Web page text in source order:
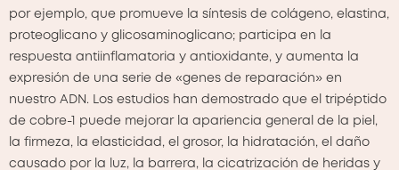
por ejemplo, que promueve la síntesis de colágeno, elastina,
proteoglicano y glicosaminoglicano; participa en la
respuesta antiinflamatoria y antioxidante, y aumenta la
expresión de una serie de «genes de reparación» en
nuestro ADN. Los estudios han demostrado que el tripéptido
de cobre-1 puede mejorar la apariencia general de la piel,
la firmeza, la elasticidad, el grosor, la hidratación, el daño
causado por la luz, la barrera, la cicatrización de heridas y